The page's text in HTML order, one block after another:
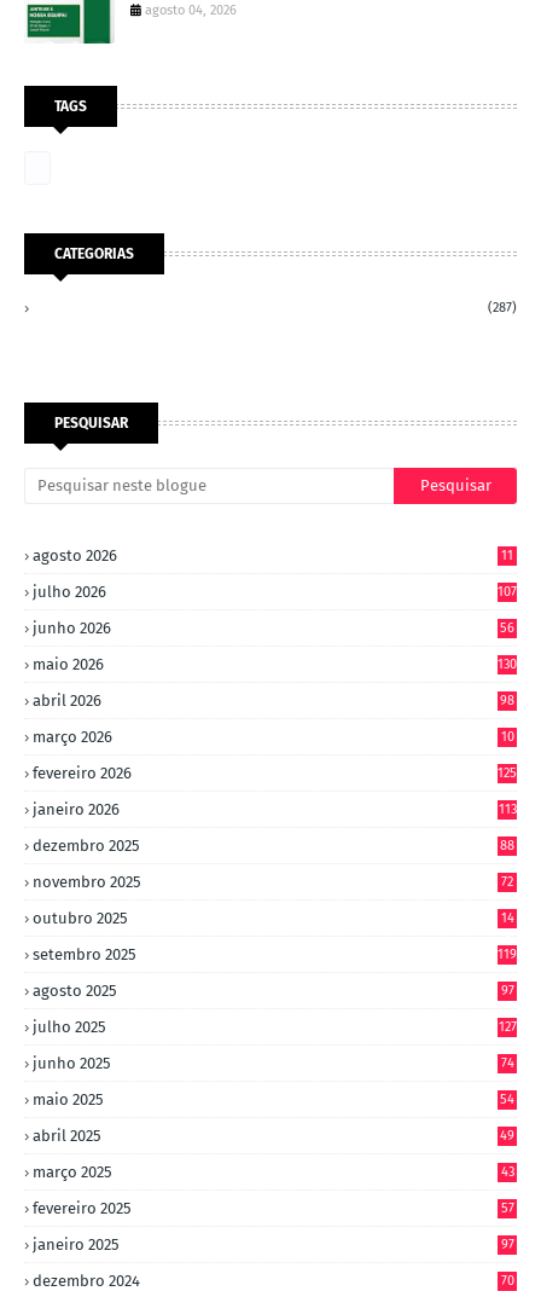
agosto 04, 2026
TAGS
CATEGORIAS
(287)
PESQUISAR
agosto 2026 11
julho 2026 107
junho 2026 56
maio 2026 130
abril 2026 98
março 2026
10
fevereiro 2026 125
janeiro 2026 113
dezembro 2025 88
novembro 2025 72
outubro 2025
14
setembro 2025 119
agosto 2025 97
julho 2025 127
junho 2025 74
maio 2025 54
abril 2025 49
março 2025 43
fevereiro 2025 57
janeiro 2025 97
dezembro 2024 70